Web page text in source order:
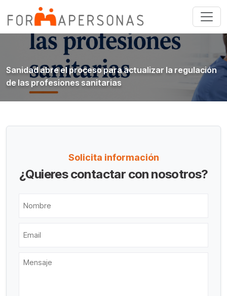
Sanidad abre el proceso para actualizar la regulación
de las profesiones sanitarias
Solicita información
¿Quieres contactar con nosotros?
Mensaje